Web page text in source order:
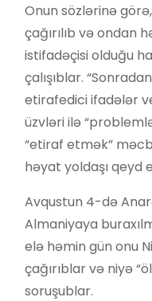
Onun sözlərinə
çağırılıb və ondan
istifadəçisi olduğu
çalışıblar.
etirafedici ifadələr
üzvləri ilə
“etiraf etmək”
həyat yoldaşı qeyd
Avqustun 4-də
Almaniyaya
elə həmin gün onu
çağırıblar və niyə
soruşublar.